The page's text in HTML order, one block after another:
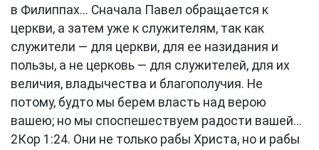
в Филиппах... Сначала Павел обращается к
церкви, а затем уже к служителям, так как
служители — для церкви, для ее назидания и
пользы, а не церковь — для служителей, для их
величия, владычества и благополучия. Не
потому, будто мы берем власть над верою
вашею; но мы споспешествуем радости вашей...
2Кор 1:24. Они не только рабы Христа, но и рабы